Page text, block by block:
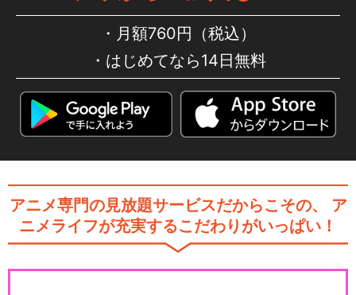
ペルスキ…
月額760円（税込）
はじめてなら14日無料
アニメ専門の見放題サービスだからこその、
ア
ニメライフが充実するこだわりがいっぱい！